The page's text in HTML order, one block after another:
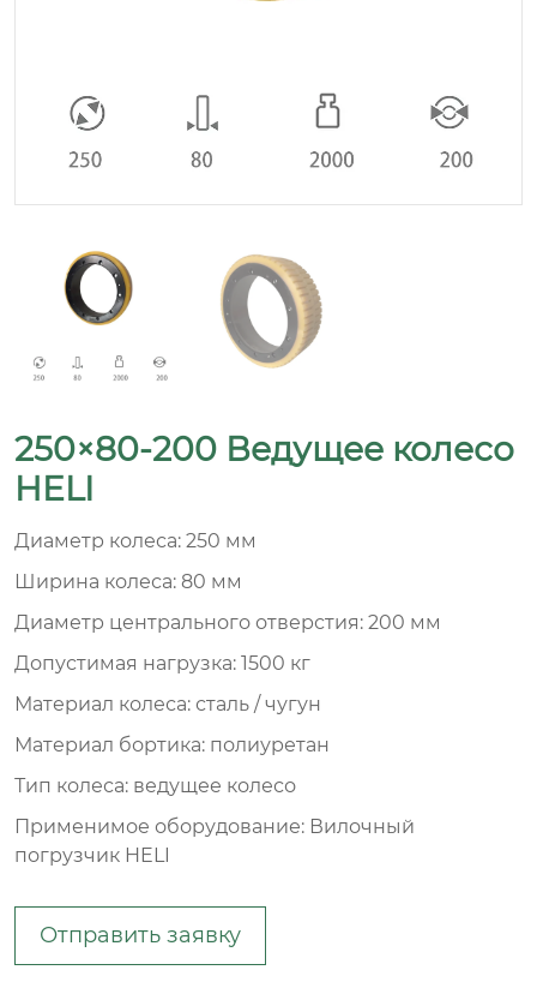
250×80-200 Ведущее колесо
HELI
Диаметр колеса: 250 мм
Ширина колеса: 80 мм
Диаметр центрального отверстия: 200 мм
Допустимая нагрузка: 1500 кг
Материал колеса: сталь / чугун
Материал бортика: полиуретан
Тип колеса: ведущее колесо
Применимое оборудование: Вилочный
погрузчик HELI
Отправить заявку